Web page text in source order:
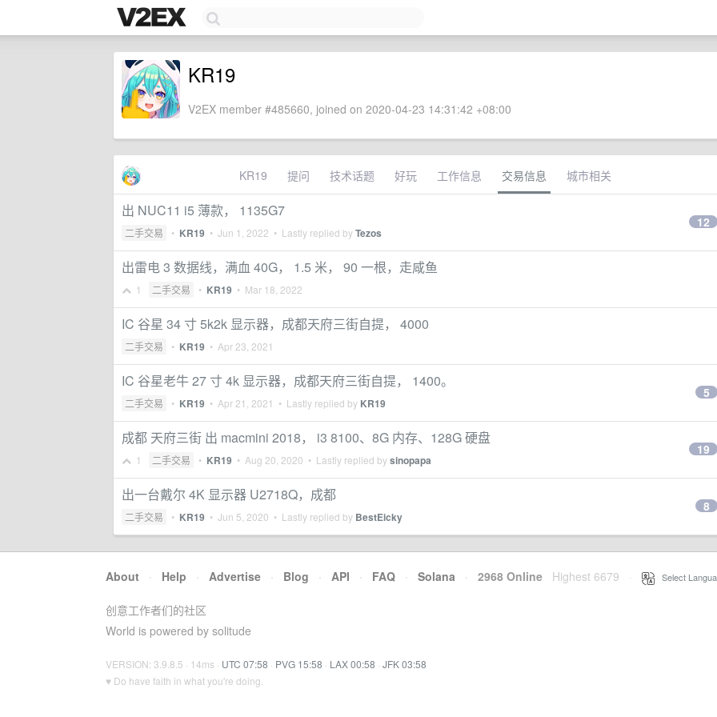
KR19
V2EX member #485660, joined on 2020-04-23 14:31:42 +08:00
KR19 提问 技术话题 好玩 工作信息 交易信息 城市相关
出 NUC11 i5 薄款， 1135G7
二手交易 • KR19 • Jun 1, 2022 • Lastly replied byTezos
12
出雷电 3 数据线，满血 40G， 1.5 米， 90 一根，走咸鱼
1 二手交易 • KR19 • Mar 18, 2022
IC 谷星 34 寸 5k2k 显示器，成都天府三街自提， 4000
二手交易 • KR19 • Apr 23, 2021
IC 谷星老牛 27 寸 4k 显示器，成都天府三街自提， 1400。
二手交易 • KR19 • Apr 21, 2021 • Lastly replied by KR19
5
成都 天府三街 出 macmini 2018， i3 8100、8G 内存、128G 硬盘
1 二手交易 • KR19 • Aug 20, 2020 • Lastly replied bysinopapa
19
出一台戴尔 4K 显示器 U2718Q，成都
二手交易 • KR19 • Jun 5, 2020 • Lastly replied by BestEicky
8
About · Help · Advertise · Blog · API · FAQ · Solana · 2968 Online Highest 6679 Select
创意工作者们的社区
World is powered by solitude
VERSION: 3.9.8.5 · 14ms · UTC 07:58 · PVG 15:58 · LAX 00:58 · JFK 03:58
♥ Do have faith in what you're doing.